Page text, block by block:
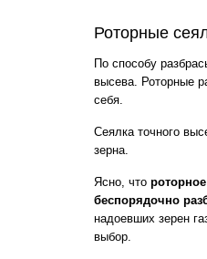
Роторные
По способу
высева. Роторные
себя.
Сеялка точного
зерна.
Ясно, что
беспорядочно
надоевших зерен
выбор.